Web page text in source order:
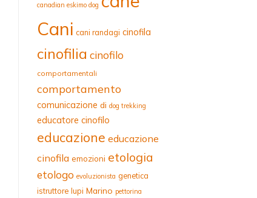
canadian eskimo dog
Cani cani randagi cinofila
cinofilia cinofilo
comportamentali
comportamento
comunicazione di dog trekking
educatore cinofilo
educazione educazione
cinofila emozioni etologia
etologo evoluzionista genetica
istruttore lupi Marino pettorina